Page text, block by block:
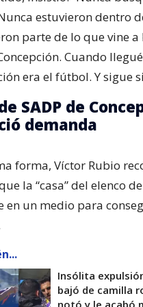
estuvieron dentro
parte de lo que vine a
Cuando
era el fútbol. Y sigue
SADP de
demanda
forma, Víctor Rubio
la “casa” del elenco
en un medio para
Insólita
bajó de camilla